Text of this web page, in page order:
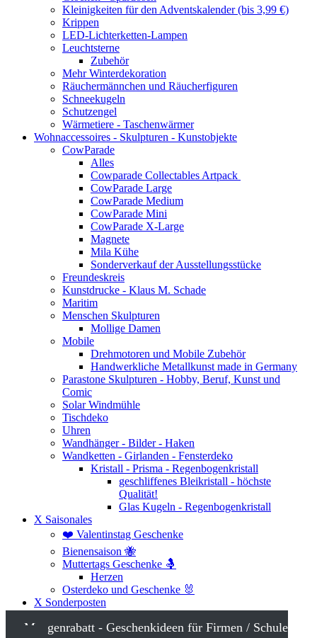
Kleinigkeiten für den Adventskalender (bis 3,99 €)
Krippen
LED-Lichterketten-Lampen
Leuchtsterne
Zubehör
Mehr Winterdekoration
Räuchermännchen und Räucherfiguren
Schneekugeln
Schutzengel
Wärmetiere - Taschenwärmer
Wohnaccessoires - Skulpturen - Kunstobjekte
CowParade
Alles
Cowparade Collectables Artpack
CowParade Large
CowParade Medium
CowParade Mini
CowParade X-Large
Magnete
Mila Kühe
Sonderverkauf der Ausstellungsstücke
Freundeskreis
Kunstdrucke - Klaus M. Schade
Maritim
Menschen Skulpturen
Mollige Damen
Mobile
Drehmotoren und Mobile Zubehör
Handwerkliche Metallkunst made in Germany
Parastone Skulpturen - Hobby, Beruf, Kunst und
Comic
Solar Windmühle
Tischdeko
Uhren
Wandhänger - Bilder - Haken
Wandketten - Girlanden - Fensterdeko
Kristall - Prisma - Regenbogenkristall
geschliffenes Bleikristall - höchste
Qualität!
Glas Kugeln - Regenbogenkristall
X Saisonales
❤️ Valentinstag Geschenke
Bienensaison 🐝
Muttertags Geschenke 🤱
Herzen
Osterdeko und Geschenke 🐰
X Sonderposten
Mengenrabatt - Geschenkideen für Firmen / Schule